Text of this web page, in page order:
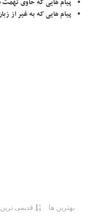
پیام هایی که به غیر از